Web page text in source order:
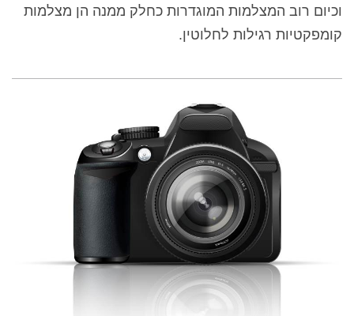
וכיום רוב המצלמות המוגדרות כחלק ממנה הן מצלמות
קומפקטיות רגילות לחלוטין.